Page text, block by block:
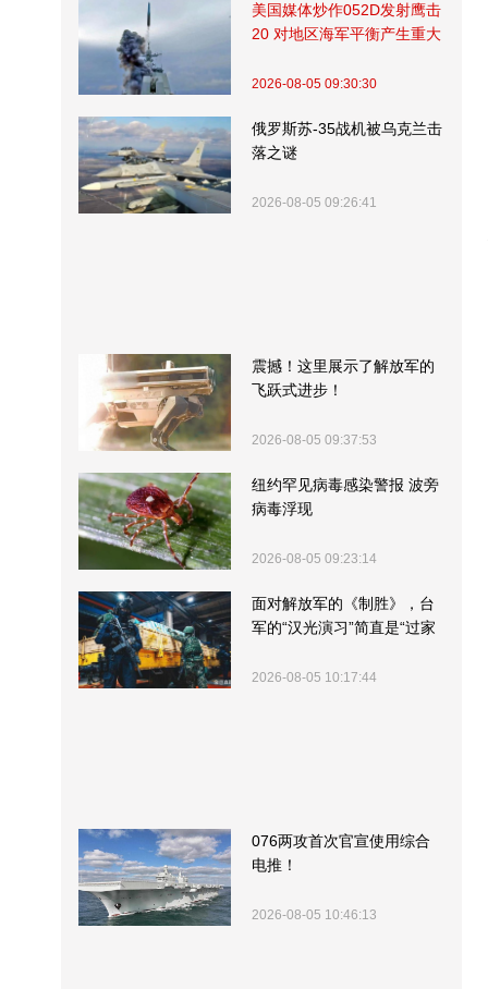
美国媒体炒作052D发射鹰击
20 对地区海军平衡产生重大
2026-08-05 09:30:30
俄罗斯苏-35战机被乌克兰击
落之谜
2026-08-05 09:26:41
震撼！这里展示了解放军的
飞跃式进步！
2026-08-05 09:37:53
纽约罕见病毒感染警报 波旁
病毒浮现
2026-08-05 09:23:14
面对解放军的《制胜》，台
军的“汉光演习”简直是“过家
2026-08-05 10:17:44
076两攻首次官宣使用综合
电推！
2026-08-05 10:46:13